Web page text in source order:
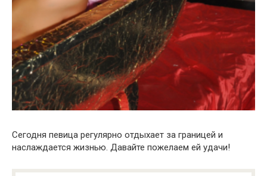
Сегодня певица регулярно отдыхает за границей и
наслаждается жизнью. Давайте пожелаем ей удачи!